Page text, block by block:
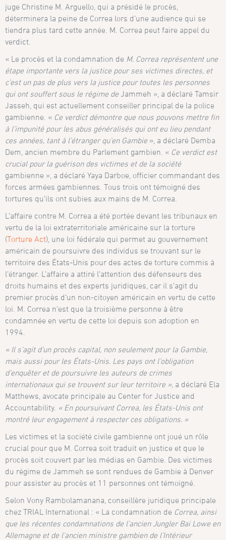
juge Christine M. Arguello, qui a présidé le procès,
déterminera la peine de Correa lors d’une audience qui se
tiendra plus tard cette année. M. Correa peut faire appel du
verdict.
« Le procès et la condamnation de M. Correa représentent une
étape importante vers la justice pour ses victimes directes, et
c’est un pas de plus vers la justice pour toutes les personnes
qui ont souffert sous le régime de Jammeh », a déclaré Tamsir
Jasseh, qui est actuellement conseiller principal de la police
gambienne. « Ce verdict démontre que nous pouvons mettre fin
à l’impunité pour les abus généralisés qui ont eu lieu pendant
ces années, tant à l’étranger qu’en Gambie », a déclaré Demba
Dem, ancien membre du Parlement gambien. « Ce verdict est
crucial pour la guérison des victimes et de la société
gambienne », a déclaré Yaya Darboe, officier commandant des
forces armées gambiennes. Tous trois ont témoigné des
tortures qu’ils ont subies aux mains de M. Correa.
L’affaire contre M. Correa a été portée devant les tribunaux en
vertu de la loi extraterritoriale américaine sur la torture
(Torture Act), une loi fédérale qui permet au gouvernement
américain de poursuivre des individus se trouvant sur le
territoire des États-Unis pour des actes de torture commis à
l’étranger. L’affaire a attiré l’attention des défenseurs des
droits humains et des experts juridiques, car il s’agit du
premier procès d’un non-citoyen américain en vertu de cette
loi. M. Correa n’est que la troisième personne à être
condamnée en vertu de cette loi depuis son adoption en
1994.
« Il s’agit d’un procès capital, non seulement pour la Gambie,
mais aussi pour les États-Unis. Les pays ont l’obligation
d’enquêter et de poursuivre les auteurs de crimes
internationaux qui se trouvent sur leur territoire », a déclaré Ela
Matthews, avocate principale au Center for Justice and
Accountability. « En poursuivant Correa, les États-Unis ont
montré leur engagement à respecter ces obligations. »
Les victimes et la société civile gambienne ont joué un rôle
crucial pour que M. Correa soit traduit en justice et que le
procès soit couvert par les médias en Gambie. Des victimes
du régime de Jammeh se sont rendues de Gambie à Denver
pour assister au procès et 11 personnes ont témoigné.
Selon Vony Rambolamanana, conseillère juridique principale
chez TRIAL International : « La condamnation de Correa, ainsi
que les récentes condamnations de l’ancien Jungler Bai Lowe en
Allemagne et de l’ancien ministre gambien de l’Intérieur